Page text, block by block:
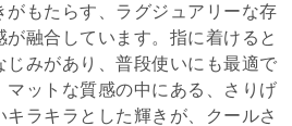
がもたらす、ラグジュアリーな存
が融合しています。指に着けると
じみがあり、普段使いにも最適で
マットな質感の中にある、さりげ
キラキラとした輝きが、クールさ